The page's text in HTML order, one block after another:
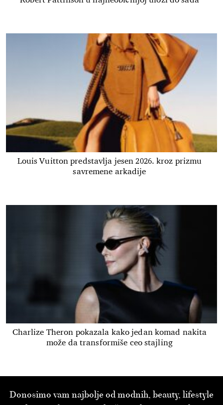
Louis Vuitton predstavlja jesen 2026. kroz prizmu
savremene arkadije
Charlize Theron pokazala kako jedan komad nakita
može da transformiše ceo stajling
Donosimo vam najbolje od modnih, beauty, lifestyle